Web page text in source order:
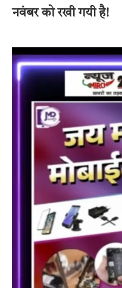
नवंबर को रखी गयी है!